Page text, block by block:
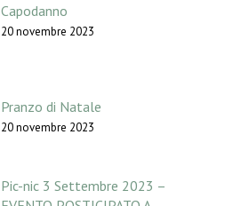
Capodanno
20 novembre 2023
Pranzo di Natale
20 novembre 2023
Pic-nic 3 Settembre 2023 –